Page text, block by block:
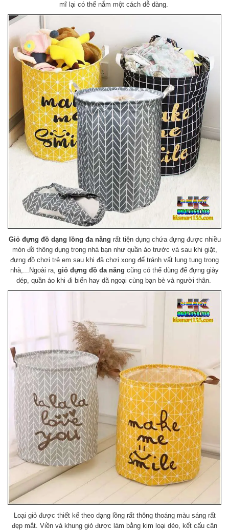
mĩ lại có thể nắm một cách dễ dàng.
Giỏ đựng đồ dạng lồng đa năng rất tiện dụng chứa đựng được nhiều
món đồ thông dụng trong nhà bạn như quần áo trước và sau khi giặt,
đựng đồ chơi trẻ em sau khi đã chơi xong để tránh vất lung tung trong
nhà,... Ngoài ra, giỏ đựng đồ đa năng cũng có thể dùng để đựng giày
dép, quần áo khi đi biển hay dã ngoại cùng bạn bè và người thân.
Loại giỏ được thiết kế theo dạnglồng rất thông thoáng màu sáng rất
đẹp mắt. Viền và khung giỏ được làm bằng kim loại dẻo, kết cấu cân